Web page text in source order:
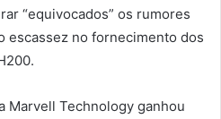
“equivocados” os rumores
escassez no fornecimento dos
Marvell Technology ganhou